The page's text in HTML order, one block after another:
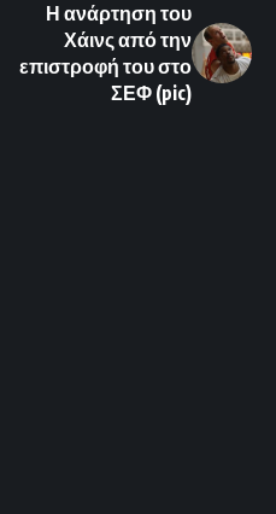
Η ανάρτηση του
Χάινς από την
επιστροφή του στο
ΣΕΦ (pic)